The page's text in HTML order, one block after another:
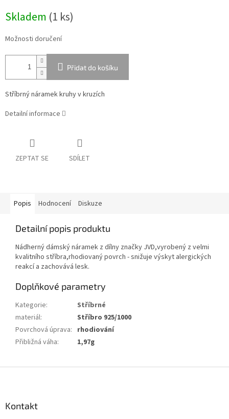
cena:
Skladem (1 ks)
Možnosti doručení
Přidat do košíku
Stříbrný náramek kruhy v kruzích
Detailní informace
ZEPTAT SE SDÍLET
Popis Hodnocení Diskuze
Detailní popis produktu
Nádherný dámský náramek z dílny značky JVD,vyrobený z velmi
kvalitního stříbra,rhodiovaný povrch - snižuje výskyt alergických
reakcí a zachovává lesk.
Doplňkové parametry
Kategorie:
Stříbrné
materiál:
Stříbro 925/1000
Povrchová úprava: rhodiování
Přibližná váha: 1,97g
Kontakt